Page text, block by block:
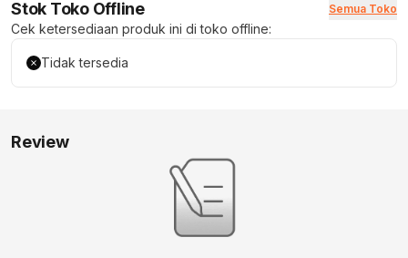
Stok Toko Offline Semua Toko
Cek ketersediaan produk ini di toko offline:
Tidak tersedia
Review